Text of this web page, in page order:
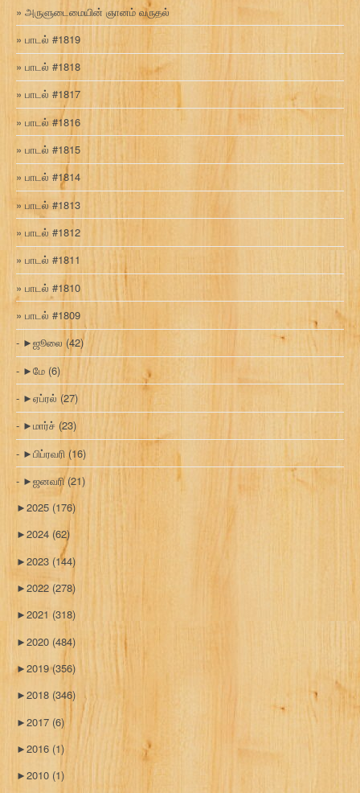
அருளுடைமையின் ஞானம் வருதல்
பாடல் #1819
பாடல் #1818
பாடல் #1817
பாடல் #1816
பாடல் #1815
பாடல் #1814
பாடல் #1813
பாடல் #1812
பாடல் #1811
பாடல் #1810
பாடல் #1809
►ஜூலை (42)
►மே (6)
►ஏப்ரல் (27)
►மார்ச் (23)
►பிப்ரவரி (16)
►ஜனவரி(21)
►2025 (176)
►2024 (62)
►2023 (144)
►2022 (278)
►2021 (318)
►2020 (484)
►2019(356)
►2018 (346)
►2017 (6)
►2016 (1)
►2010 (1)